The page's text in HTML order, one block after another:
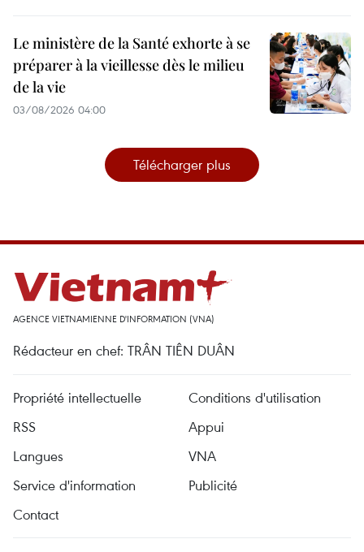
Le ministère de la Santé exhorte à se
préparer à la vieillesse dès le milieu
de la vie
03/08/2026 04:00
Télécharger plus
AGENCE VIETNAMIENNE D'INFORMATION (VNA)
Rédacteur en chef: TRÂN TIÊN DUÂN
Propriété intellectuelle
Conditions d'utilisation
RSS
Appui
Langues
VNA
Service d'information
Publicité
Contact